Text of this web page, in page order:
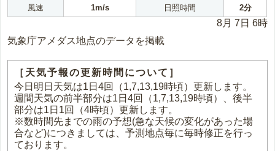
風速
1m/s 日照時間 2分
8月 7日 6時
気象庁アメダス地点のデータを掲載
［天気予報の更新時間について］
今日明日天気は1日4回（1,7,13,19時頃）更新します。
週間天気の前半部分は1日4回（1,7,13,19時頃）、後半
部分は1日1回（4時頃）更新します。
※数時間先までの雨の予想(急な天候の変化があった場
合など)につきましては、予測地点毎に毎時修正を行っ
ております。